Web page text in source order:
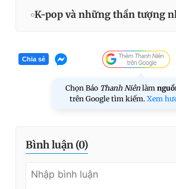
K-pop và những thần tượng
Chia sẻ
Chọn Báo Thanh Niên làm
trên Google tìm kiếm. Xem
Bình luận (0)